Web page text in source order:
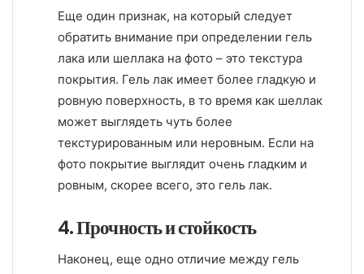
Еще один признак, на который следует
обратить внимание при определении гель
лака или шеллака на фото – это текстура
покрытия. Гель лак имеет более гладкую и
ровную поверхность, в то время как шеллак
может выглядеть чуть более
текстурированным или неровным. Если на
фото покрытие выглядит очень гладким и
ровным, скорее всего, это гель лак.
4. Прочность и стойкость
Наконец, еще одно отличие между гель